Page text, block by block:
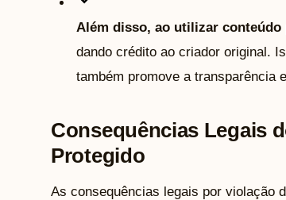
Além disso, ao utilizar conteúdo
dando crédito ao criador original.
também promove a transparência
Consequências Legais
Protegido
As consequências legais por violação